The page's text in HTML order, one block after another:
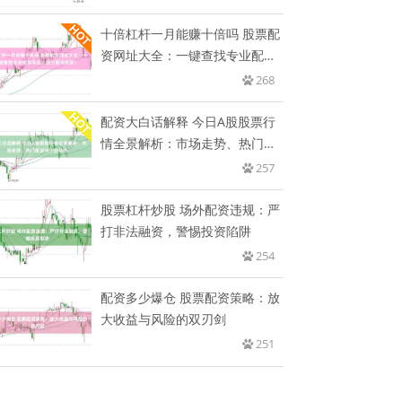
十倍杠杆一月能赚十倍吗 股票配
资网址大全：一键查找专业配资
268
配资大白话解释 今日A股股票行
情全景解析：市场走势、热门板
257
股票杠杆炒股 场外配资违规：严
打非法融资，警惕投资陷阱
254
配资多少爆仓 股票配资策略：放
大收益与风险的双刃剑
251